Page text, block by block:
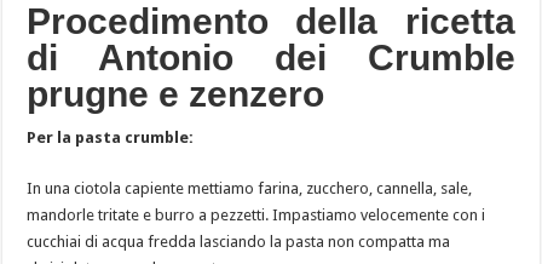
Procedimento della ricetta
di Antonio dei Crumble
prugne e zenzero
Per la pasta crumble:
In una ciotola capiente mettiamo farina, zucchero, cannella, sale,
mandorle tritate e burro a pezzetti. Impastiamo velocemente con i
cucchiai di acqua fredda lasciando la pasta non compatta ma